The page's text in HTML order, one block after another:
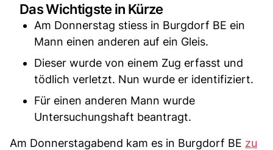
Das Wichtigste in Kürze
Am Donnerstag stiess in Burgdorf BE ein
Mann einen anderen auf ein Gleis.
Dieser wurde von einem Zug erfasst und
tödlich verletzt. Nun wurde er identifiziert.
Für einen anderen Mann wurde
Untersuchungshaft beantragt.
Am Donnerstagabend kam es in Burgdorf BE zu